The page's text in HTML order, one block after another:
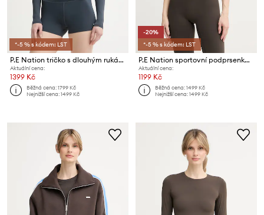
*-5 % s kódem: LST
P.E Nation tričko s dlouhým rukávem dámské Foundation
Aktuální cena:
1399 Kč
Běžná cena:1799 Kč
Nejnižší cena:1499 Kč
-20%
*-5 % s kódem: LST
P.E Nation sportovní podprsenka Paramount
Aktuální cena:
1199 Kč
Běžná cena:1499 Kč
Nejnižší cena:1499 Kč